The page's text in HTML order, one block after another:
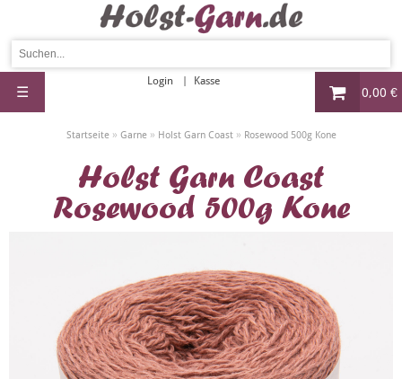
0,00 €
Login Kasse
☰
Startseite» Garne» Holst Garn Coast» Rosewood 500g Kone
Holst Garn Coast
Rosewood 500g Kone